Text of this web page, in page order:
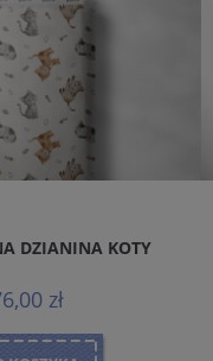
DZIANINA KOTY
zł